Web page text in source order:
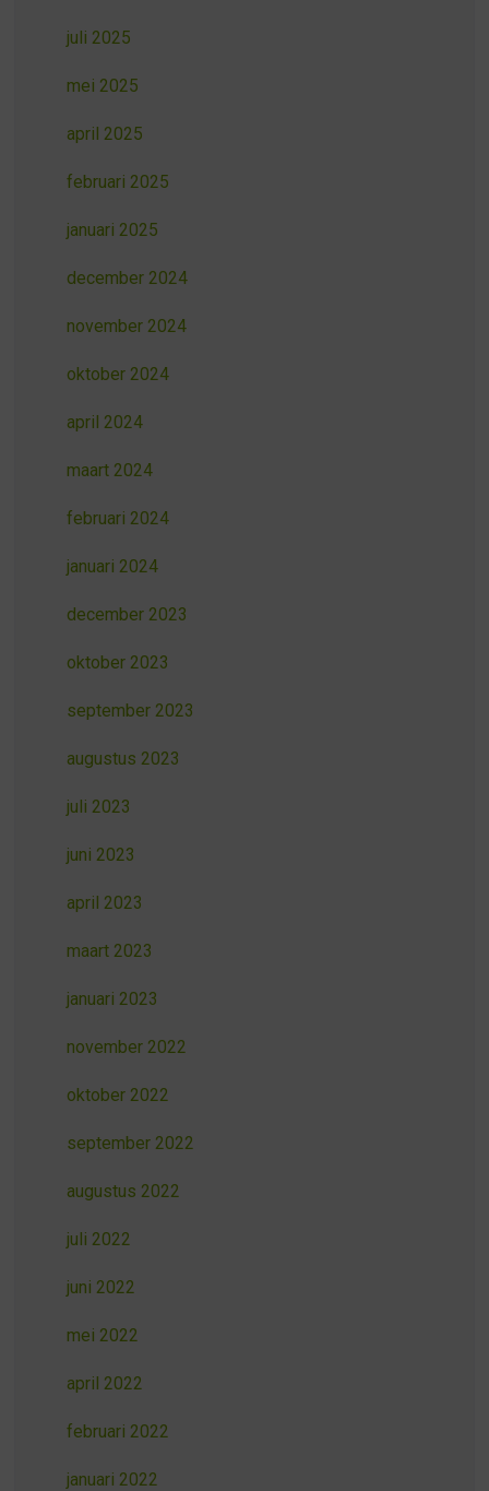
juli 2025
mei 2025
april 2025
februari 2025
januari 2025
december 2024
november 2024
oktober 2024
april 2024
maart 2024
februari 2024
januari 2024
december 2023
oktober 2023
september 2023
augustus 2023
juli 2023
juni 2023
april 2023
maart 2023
januari 2023
november 2022
oktober 2022
september 2022
augustus 2022
juli 2022
juni 2022
mei 2022
april 2022
februari 2022
januari 2022